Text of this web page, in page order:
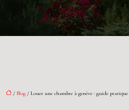
/ Blog / Louer une chambre à genève : guide